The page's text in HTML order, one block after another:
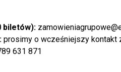
biletów):
prosimy o wcześniejszy kontakt
631 871